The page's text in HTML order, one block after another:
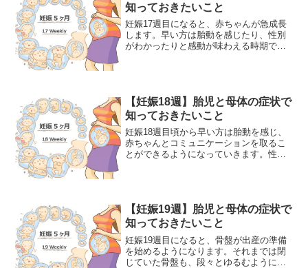
知っておきたいこと
妊娠17週目になると、赤ちゃんが急成長
します。早い方は胎動を感じたり、性別
がわかったりと感動が味わえる時期でも
【妊娠18週】胎児と母体の症状で
知っておきたいこと
妊娠18週目頃から早い方は胎動を感じ、
赤ちゃんとコミュニケーションを取るこ
とができるようになっていきます。性別
【妊娠19週】胎児と母体の症状で
知っておきたいこと
妊娠19週目になると、骨盤が出産の準備
を始めるようになります。それまでは閉
じていた骨盤も、段々とゆるむようにな